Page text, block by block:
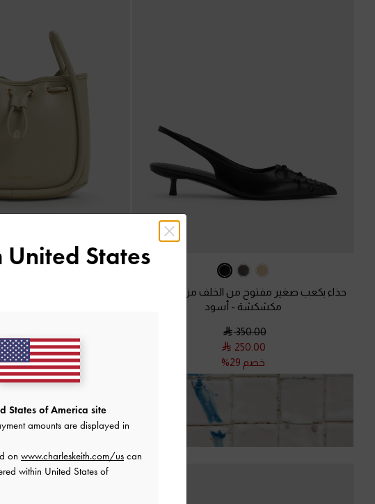
حذاء بكعب صغير مفتوح من الخلف مزين بفيونكة
مكشكشة - أسود
350.00
250.00
خصم 29%
300.00
خصم 29%
استمتع بالشحن
United States
States of America site
amounts are displayed in
on www.charleskeith.com/us can
within United States of